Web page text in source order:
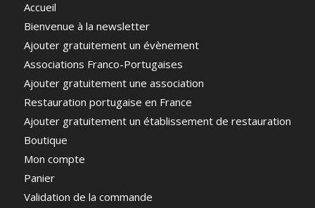
Accueil
Bienvenue à la newsletter
Ajouter gratuitement un évènement
Associations Franco-Portugaises
Ajouter gratuitement une association
Restauration portugaise en France
Ajouter gratuitement un établissement de restauration
Boutique
Mon compte
Panier
Validation de la commande